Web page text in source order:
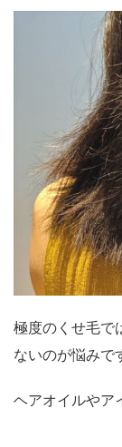
極度のくせ毛で
ないのが悩みで
ヘアオイルやア